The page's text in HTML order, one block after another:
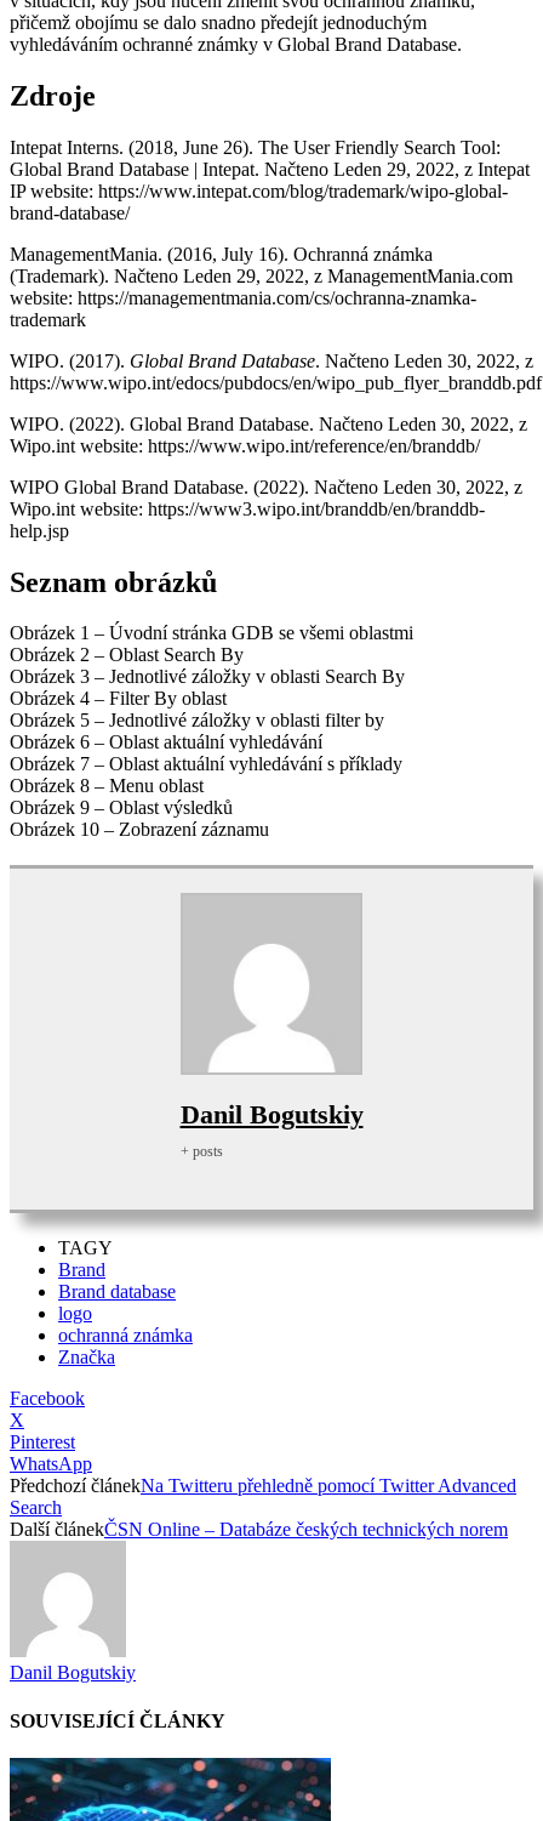
přičemž obojímu se dalo snadno předejít jednoduchým
vyhledáváním ochranné známky v Global Brand Database.
Zdroje
Intepat Interns. (2018, June 26). The User Friendly Search Tool:
Global Brand Database | Intepat. Načteno Leden 29, 2022, z Intepat
IP website: https://www.intepat.com/blog/trademark/wipo-global-
brand-database/
ManagementMania. (2016, July 16). Ochranná známka
(Trademark). Načteno Leden 29, 2022, z ManagementMania.com
website: https://managementmania.com/cs/ochranna-znamka-
trademark
WIPO. (2017). Global Brand Database. Načteno Leden 30, 2022, z
https://www.wipo.int/edocs/pubdocs/en/wipo_pub_flyer_branddb.pdf
WIPO. (2022). Global Brand Database. Načteno Leden 30, 2022, z
Wipo.int website: https://www.wipo.int/reference/en/branddb/
WIPO Global Brand Database. (2022). Načteno Leden 30, 2022, z
Wipo.int website: https://www3.wipo.int/branddb/en/branddb-
help.jsp
Seznam obrázků
Obrázek 1 – Úvodní stránka GDB se všemi oblastmi
Obrázek 2 – Oblast Search By
Obrázek 3 – Jednotlivé záložky v oblasti Search By
Obrázek 4 – Filter By oblast
Obrázek 5 – Jednotlivé záložky v oblasti filter by
Obrázek 6 – Oblast aktuální vyhledávání
Obrázek 7 – Oblast aktuální vyhledávání s příklady
Obrázek 8 – Menu oblast
Obrázek 9 – Oblast výsledků
Obrázek 10 – Zobrazení záznamu
Danil Bogutskiy
+ posts
TAGY
Brand
Brand database
logo
ochranná známka
Značka
Facebook
X
Pinterest
WhatsApp
Předchozí článekNa Twitteru přehledně pomocí Twitter Advanced
Search
Další článekČSN Online – Databáze českých technických norem
Danil Bogutskiy
SOUVISEJÍCÍ ČLÁNKY